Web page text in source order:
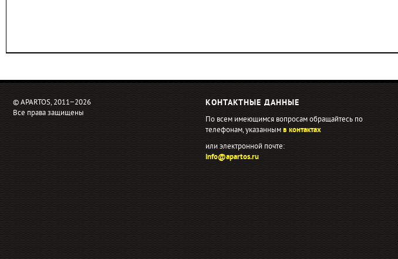
© APARTOS, 2011−2026
Все права защищены
КОНТАКТНЫЕ ДАННЫЕ
По всем имеющимся вопросам обращайтесь по
телефонам, указаннымв контактах
или электронной почте:
info@apartos.ru